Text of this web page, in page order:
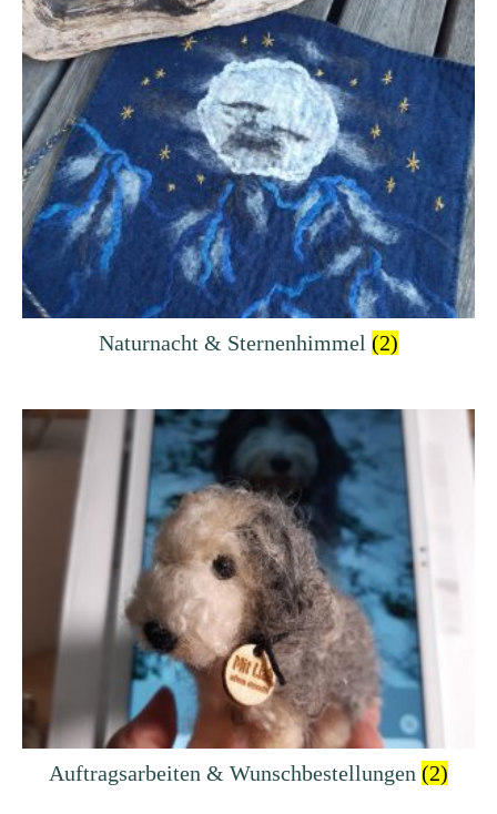
Naturnacht & Sternenhimmel (2)
Auftragsarbeiten & Wunschbestellungen (2)